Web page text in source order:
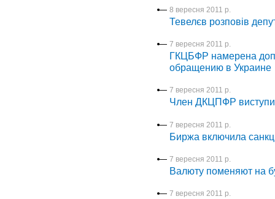
8 вересня 2011 р.
Тевелєв розповів
7 вересня 2011 р.
ГКЦБФР намерена
обращению в Украине
7 вересня 2011 р.
Член ДКЦПФР
7 вересня 2011 р.
Биржа включила
7 вересня 2011 р.
Валюту поменяют на
7 вересня 2011 р.